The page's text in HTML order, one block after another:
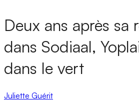
Deux ans après sa
dans Sodiaal,
dans le vert
Juliette Guérit